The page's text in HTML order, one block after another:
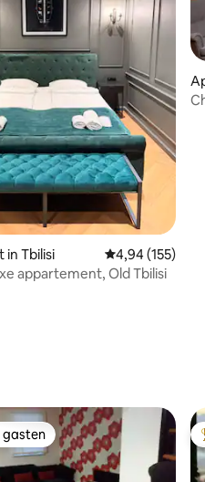
Tbilisi Gemiddelde
4,94 (155)
appartement, Old Tbilisi
gasten
gasten